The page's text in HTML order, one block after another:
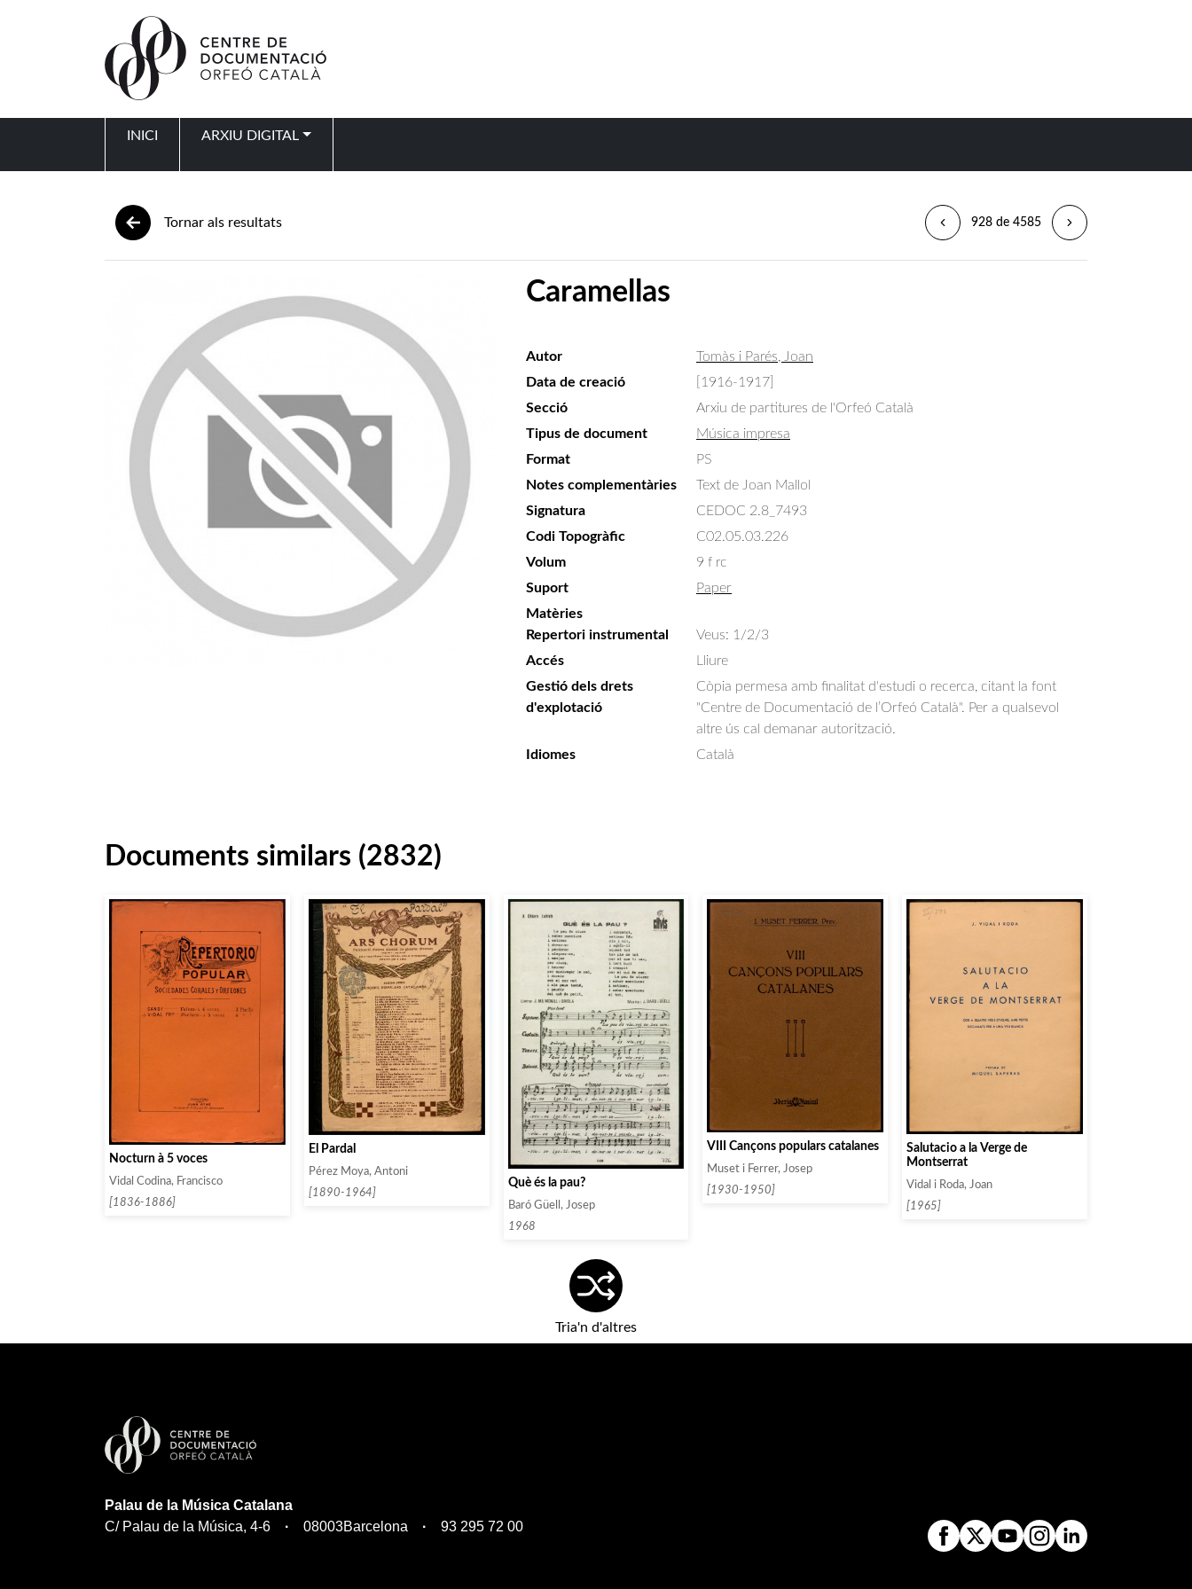
INICI ARXIU DIGITAL
Tornar als resultats 928 de 4585
Caramellas
Autor
Tomàs i Parés, Joan
Data de creació
[1916-1917]
Secció
Arxiu de partitures de l'Orfeó Català
Tipus de document
Música impresa
Format
PS
Notes complementàries
Text de Joan Mallol
Signatura
CEDOC 2.8_7493
Codi Topogràfic
C02.05.03.226
Volum
9 f rc
Suport
Paper
Matèries
Repertori instrumental
Veus: 1/2/3
Accés
Lliure
Gestió dels drets
d'explotació
Còpia permesa amb finalitat d'estudi o recerca, citant la font
"Centre de Documentació de l’Orfeó Català". Per a qualsevol
altre ús cal demanar autorització.
Idiomes
Català
Documents similars (2832)
Nocturn à 5 voces
Vidal Codina, Francisco
[1836-1886]
El Pardal
Pérez Moya, Antoni
[1890-1964]
Què és la pau?
Baró Güell, Josep
1968
VIII Cançons populars catalanes
Muset i Ferrer, Josep
[1930-1950]
Salutacio a la Verge de
Montserrat
Vidal i Roda, Joan
[1965]
Tria'n d'altres
Palau de la Música Catalana
C/ Palau de la Música, 4-6
08003Barcelona 93 295 72 00